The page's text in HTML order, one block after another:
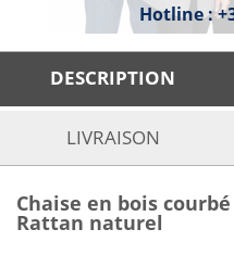
Hotline :
DESCRIPTION
LIVRAISON
Chaise en bois
Rattan naturel